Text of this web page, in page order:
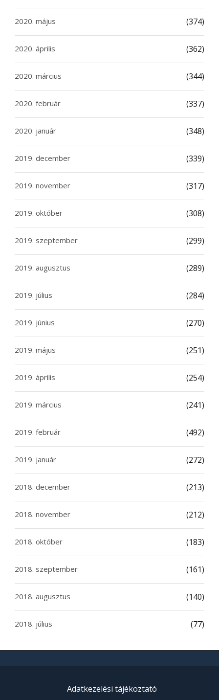
2020. május (374)
2020. április (362)
2020. március (344)
2020. február (337)
2020. január (348)
2019. december (339)
2019. november (317)
2019. október (308)
2019. szeptember (299)
2019. augusztus (289)
2019. július (284)
2019. június (270)
2019. május (251)
2019. április (254)
2019. március (241)
2019. február (492)
2019. január (272)
2018. december (213)
2018. november (212)
2018. október (183)
2018. szeptember (161)
2018. augusztus (140)
2018. július (77)
Adatkezelési tájékoztató